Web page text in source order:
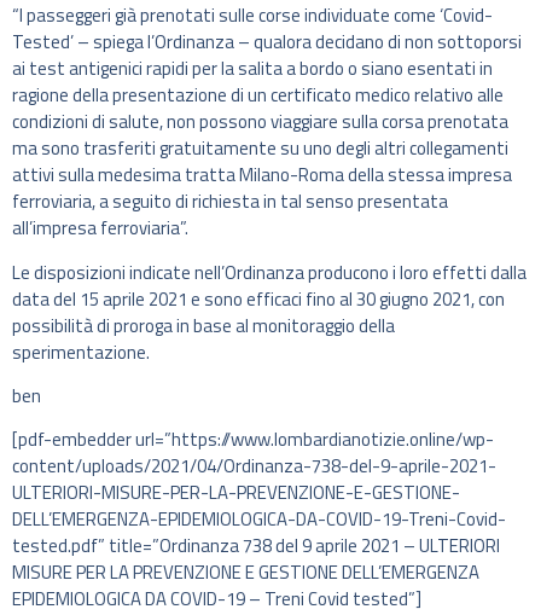
“I passeggeri già prenotati sulle corse individuate come ‘Covid-
Tested’ – spiega l’Ordinanza – qualora decidano di non sottoporsi
ai test antigenici rapidi per la salita a bordo o siano esentati in
ragione della presentazione di un certificato medico relativo alle
condizioni di salute, non possono viaggiare sulla corsa prenotata
ma sono trasferiti gratuitamente su uno degli altri collegamenti
attivi sulla medesima tratta Milano-Roma della stessa impresa
ferroviaria, a seguito di richiesta in tal senso presentata
all’impresa ferroviaria”.
Le disposizioni indicate nell’Ordinanza producono i loro effetti dalla
data del 15 aprile 2021 e sono efficaci fino al 30 giugno 2021, con
possibilità di proroga in base al monitoraggio della
sperimentazione.
ben
[pdf-embedder url=”https://www.lombardianotizie.online/wp-
content/uploads/2021/04/Ordinanza-738-del-9-aprile-2021-
ULTERIORI-MISURE-PER-LA-PREVENZIONE-E-GESTIONE-
DELL’EMERGENZA-EPIDEMIOLOGICA-DA-COVID-19-Treni-Covid-
tested.pdf” title=”Ordinanza 738 del 9 aprile 2021 – ULTERIORI
MISURE PER LA PREVENZIONE E GESTIONE DELL’EMERGENZA
EPIDEMIOLOGICA DA COVID-19 – Treni Covid tested”]